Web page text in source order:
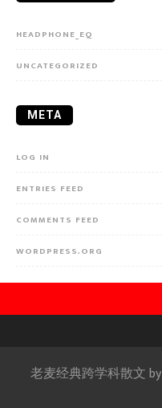
HEADPHONE_EQ
UNCATEGORIZED
META
LOG IN
ENTRIES FEED
COMMENTS FEED
WORDPRESS.ORG
老麦经典跨学科散文 by